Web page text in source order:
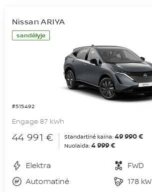
sandėlyje
#515492
Nissan ARIYA
Engage 87 kWh
44 991 € Standartinė kaina: 49 990 €
Nuolaida: 4 999 €
Elektra
FWD
Automatinė
178 kW